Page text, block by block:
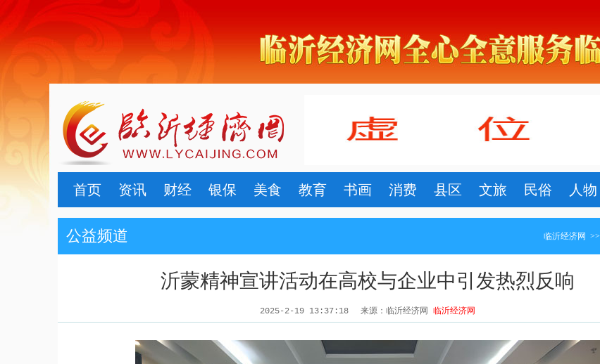
首页 资讯 财经 银保 美食 教育 书画 消费 县区 文旅 民俗 人物
临沂经济网 >>
公益频道
沂蒙精神宣讲活动在高校与企业中引发热烈反响
2025-2-19 13:37:18 来源：临沂经济网 临沂经济网